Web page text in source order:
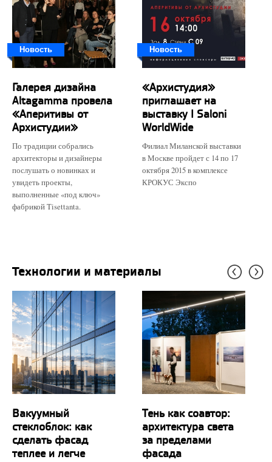
Новость
Галерея дизайна
Altagamma провела
«Аперитивы от
Архистудии»
По традиции собрались
архитекторы и дизайнеры
послушать о новинках и
увидеть проекты,
выполненные «под ключ»
фабрикой Tisettanta.
Новость
«Архистудия»
приглашает на
выставку I Saloni
WorldWide
Филиал Миланской выставки
в Москве пройдет с 14 по 17
октября 2015 в комплексе
КРОКУС Экспо
Технологии и материалы
Вакуумный
стеклоблок: как
сделать фасад
теплее и легче
Тень как соавтор:
архитектура света
за пределами
фасада